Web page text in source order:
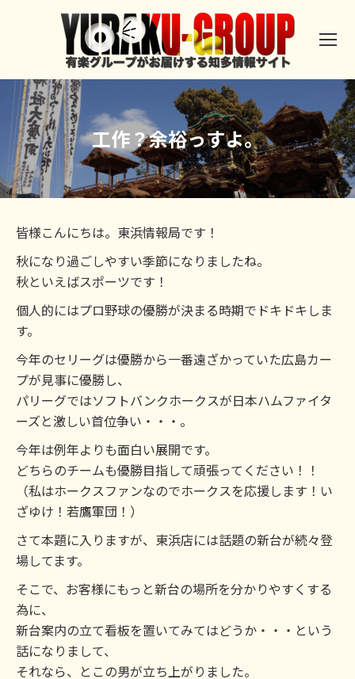
工作？余裕っすよ。
皆様こんにちは。東浜情報局です！
秋になり過ごしやすい季節になりましたね。
秋といえばスポーツです！
個人的にはプロ野球の優勝が決まる時期でドキドキしま
す。
今年のセリーグは優勝から一番遠ざかっていた広島カー
プが見事に優勝し、
パリーグではソフトバンクホークスが日本ハムファイタ
ーズと激しい首位争い・・・。
今年は例年よりも面白い展開です。
どちらのチームも優勝目指して頑張ってください！！
（私はホークスファンなのでホークスを応援します！い
ざゆけ！若鷹軍団！）
さて本題に入りますが、東浜店には話題の新台が続々登
場してます。
そこで、お客様にもっと新台の場所を分かりやすくする
為に、
新台案内の立て看板を置いてみてはどうか・・・という
話になりまして、
それなら、とこの男が立ち上がりました。